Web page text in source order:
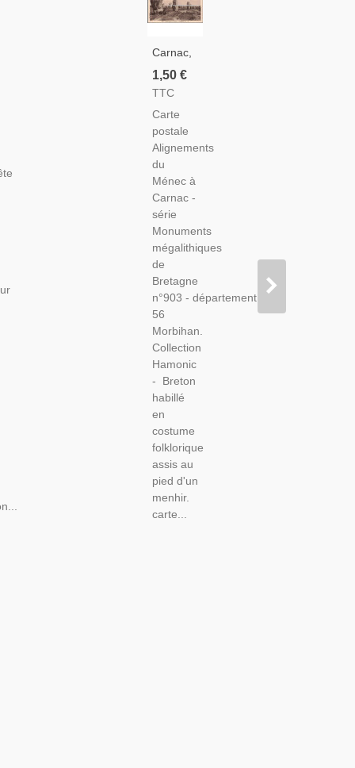
Carnac,
Alignements
Du
Monuments
Mégalithiques
De
Bretagne
-
Menhirs,
Folklore,
Carte
Postale
Département
56
Morbihan,
1,50 €
TTC
Carte
postale
Alignements
du
Ménec à
Carnac -
série
Monuments
mégalithiques
de
Bretagne
n°903 - département
56
Morbihan.
Collection
Hamonic
- Breton
habillé
en
costume
folklorique
assis au
pied d'un
menhir.
carte...